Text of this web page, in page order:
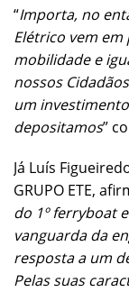
“Importa, no
Elétrico vem
mobilidade e
nossos
um
depositamos”
Já Luís
GRUPO ETE,
do 1º ferryboat
vanguarda da
resposta a um
Pelas suas